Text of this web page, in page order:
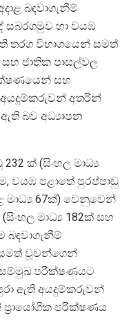
බඳවාගැනීම්
සබරගමුව හා වයඹ
තරග විභාගයෙන් සමත්
ජාතික පාසල්වල
සහ
අතරින්
ඇති බව අධ්‍යාපන
ක් (සිංහල මාධ්‍ය
වයඹ පළාතේ පුරප්පාඩු
මාධ්‍ය 67ක්) වෙනුවෙන්
මාධ්‍ය 182ක් සහ
බඳවාගැනීම්
වූවන්ගෙන්
සම්මුඛ පරීක්ෂණයට
ඇති අයදුම්කරුවන්
ප්‍රායෝගික පරික්ෂණය